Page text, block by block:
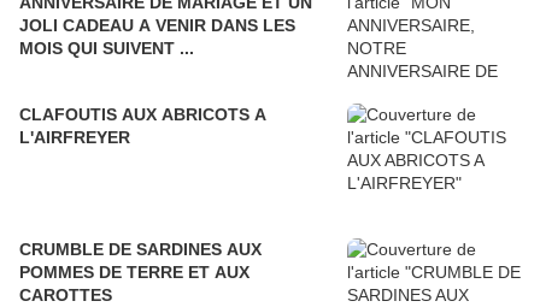
JOLI CADEAU A VENIR DANS LES
MOIS QUI SUIVENT ...
CLAFOUTIS AUX ABRICOTS A
L'AIRFREYER
CRUMBLE DE SARDINES AUX
POMMES DE TERRE ET AUX
CAROTTES